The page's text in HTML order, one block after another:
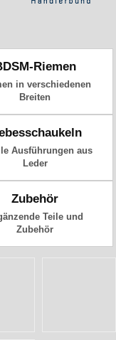
Riemen
in verschiedenen
Breiten
Ausführungen aus
Leder
Zubehör
Teile und
Zubehör